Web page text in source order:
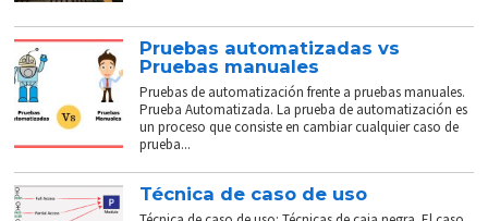
Pruebas automatizadas vs
Pruebas manuales
Pruebas de automatización frente a pruebas manuales.
Prueba Automatizada. La prueba de automatización es
un proceso que consiste en cambiar cualquier caso de
prueba...
Técnica de caso de uso